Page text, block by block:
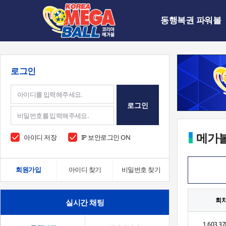
동행복권 파워볼
로그인
로그인
아이디 저장 IP 보안로그인 ON
회원가입 아이디 찾기 비밀번호 찾기
실시간 채팅
메가
회